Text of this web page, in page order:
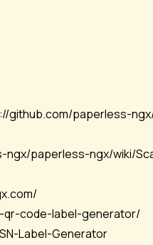
github.com/paperless-
paperless-ngx/wiki/
qr-code-label-generator/
Label-Generator